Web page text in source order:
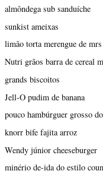
almôndega sub sanduíche
sunkist ameixas
limão torta merengue de
Nutri grãos barra de cereal
grands biscoitos
Jell-O pudim de banana
pouco hambúrguer grosso
knorr bife fajita arroz
Wendy júnior cheeseburger
minério de-ida do estilo